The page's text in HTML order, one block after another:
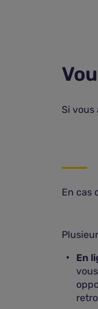
Si vous
En cas
En